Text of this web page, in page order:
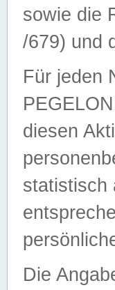
sowie die
/679) und
Für jeden
diesen
statistisch
Die